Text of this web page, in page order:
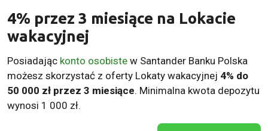
4% przez 3 miesiące na Lokacie
wakacyjnej
Posiadając konto osobiste w Santander Banku Polska
możesz skorzystać z oferty Lokaty wakacyjnej 4% do
50 000 zł przez 3 miesiące. Minimalna kwota depozytu
wynosi 1 000 zł.